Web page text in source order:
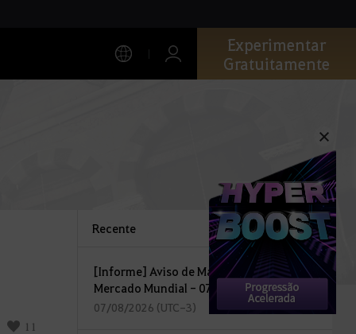
Experimentar
Gratuitamente
11
Recente
[Informe] Aviso de Manutenção do
Mercado Mundial - 07/08
07/08/2026 (UTC-3)